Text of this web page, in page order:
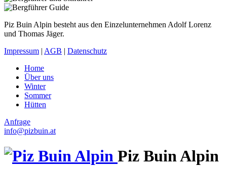
Piz Buin Alpin besteht aus den Einzelunternehmen Adolf Lorenz
und Thomas Jäger.
Impressum | AGB | Datenschutz
Home
Über uns
Winter
Sommer
Hütten
Anfrage
info@pizbuin.at
Piz Buin Alpin